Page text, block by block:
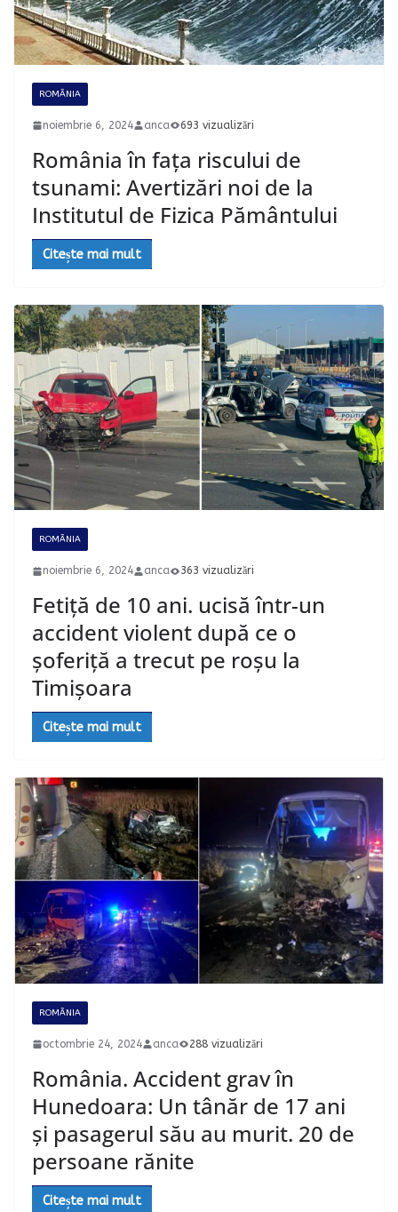
ROMÂNIA
noiembrie 6, 2024 anca 693 vizualizări
România în fața riscului de
tsunami: Avertizări noi de la
Institutul de Fizica Pământului
Citește mai mult
ROMÂNIA
noiembrie 6, 2024 anca 363 vizualizări
Fetiță de 10 ani. ucisă într-un
accident violent după ce o
șoferiță a trecut pe roșu la
Timișoara
Citește mai mult
ROMÂNIA
octombrie 24, 2024 anca 288 vizualizări
România. Accident grav în
Hunedoara: Un tânăr de 17 ani
și pasagerul său au murit. 20 de
persoane rănite
Citește mai mult